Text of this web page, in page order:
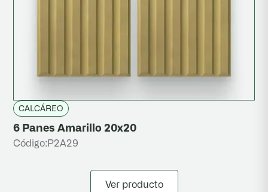
CALCÁREO
6 Panes Amarillo 20x20
Código: P2A29
Ver producto